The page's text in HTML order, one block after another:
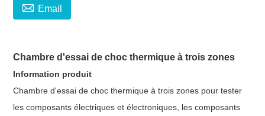
 Email
Chambre d'essai de choc thermique à trois zones
Information produit
Chambre d'essai de choc thermique à trois zones pour tester
les composants électriques et électroniques, les composants